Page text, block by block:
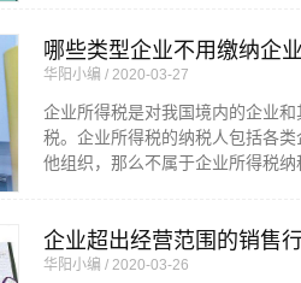
哪些类型企业不用缴纳企
华阳小编 2020-03-27
企业所得税是对我国境内的企业
税。企业所得税的纳税人包括各
他组织，那么不属于企业所得税纳
企业超出经营范围的销售
华阳小编 2020-03-26